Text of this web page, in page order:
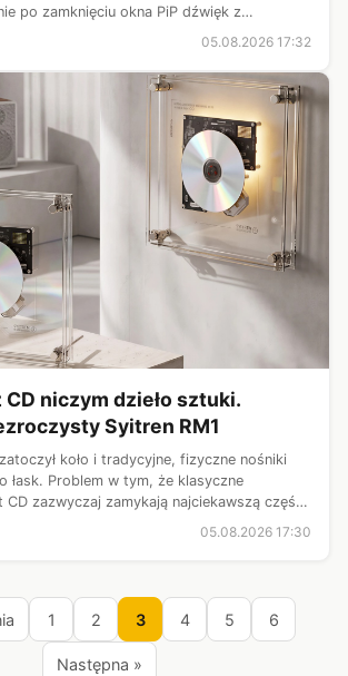
po zamknięciu okna PiP dźwięk z
nadal może być odtwarzany w tle,
05.08.2026 17:32
niczym dzieło sztuki.
Syitren RM1
koło i tradycyjne, fizyczne nośniki
łask. Problem w tym, że klasyczne
CD zazwyczaj zamykają najciekawszą część
kręcącą się płytę oraz pracujący promień
pla...
05.08.2026 17:30
1 2 3 4 5 6
Następna »